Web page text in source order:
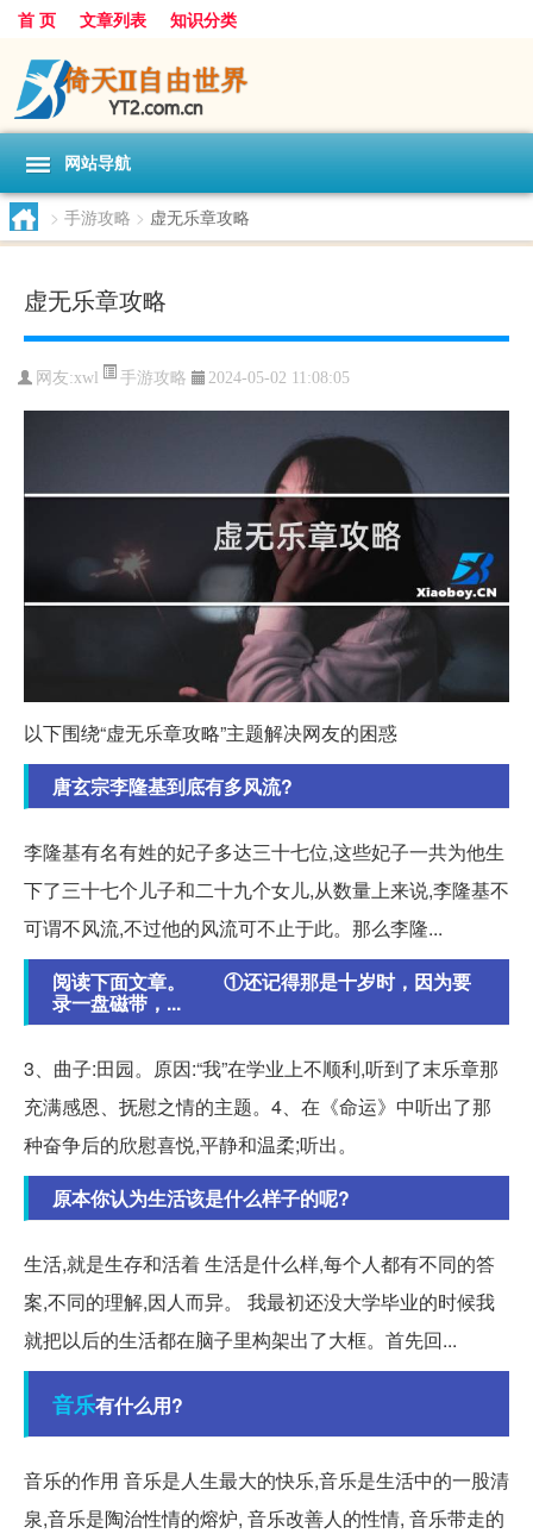
首 页 文章列表 知识分类
网站导航
> 手游攻略 > 虚无乐章攻略
虚无乐章攻略
网友:xwl 手游攻略 2024-05-02 11:08:05
以下围绕“虚无乐章攻略”主题解决网友的困惑
唐玄宗李隆基到底有多风流?
李隆基有名有姓的妃子多达三十七位,这些妃子一共为他生
下了三十七个儿子和二十九个女儿,从数量上来说,李隆基不
可谓不风流,不过他的风流可不止于此。那么李隆...
阅读下面文章。 ①还记得那是十岁时，因为要
录一盘磁带，...
3、曲子:田园。原因:“我”在学业上不顺利,听到了末乐章那
充满感恩、抚慰之情的主题。4、在《命运》中听出了那
种奋争后的欣慰喜悦,平静和温柔;听出。
原本你认为生活该是什么样子的呢?
生活,就是生存和活着 生活是什么样,每个人都有不同的答
案,不同的理解,因人而异。 我最初还没大学毕业的时候我
就把以后的生活都在脑子里构架出了大框。首先回...
音乐有什么用?
音乐的作用 音乐是人生最大的快乐,音乐是生活中的一股清
泉,音乐是陶治性情的熔炉, 音乐改善人的性情, 音乐带走的